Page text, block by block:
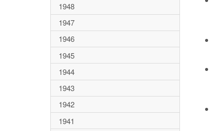
1948
1947
1946
1945
1944
1943
1942
1941